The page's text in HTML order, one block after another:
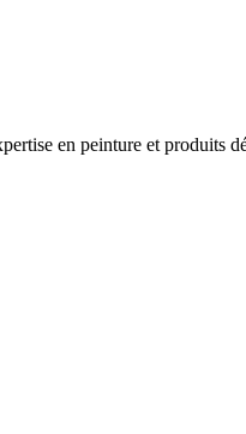
en peinture et produits